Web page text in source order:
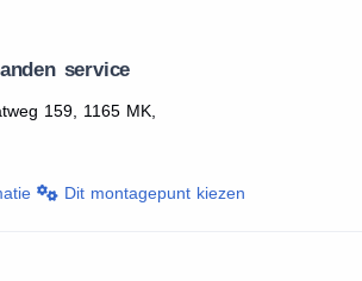
service
159, 1165 MK,
Dit montagepunt kiezen